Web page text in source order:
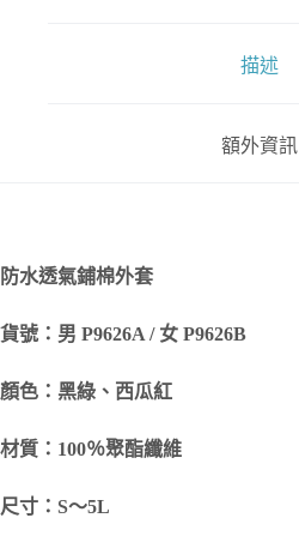
描述
額外資訊
防水透氣鋪棉外套
貨號：男 P9626A / 女 P9626B
顏色：黑綠、西瓜紅
材質：100％聚酯纖維
尺寸：S～5L